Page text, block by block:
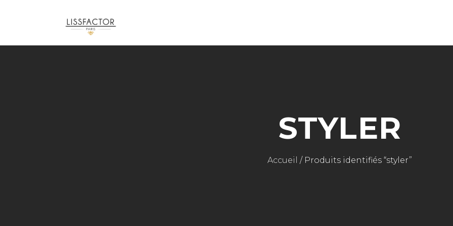
STYLER
Accueil / Produits identifiés “styler”